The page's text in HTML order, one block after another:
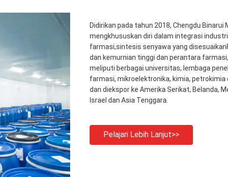
Didirikan pada tahun 2018, Chengdu
mengkhususkan diri dalam integrasi
farmasi,sintesis senyawa yang
dan kemurnian tinggi dan perantara
meliputi berbagai universitas, lembaga
farmasi, mikroelektronika, kimia, petrokimia
dan diekspor ke Amerika Serikat, Belanda,
Israel dan Asia Tenggara.
Pelajari Lebih Lanjut>>